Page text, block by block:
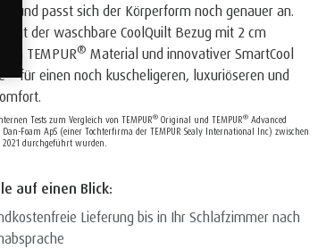
und passt sich der Körperform noch genauer an.
der waschbare CoolQuilt Bezug mit 2 cm
TEMPUR® Material und innovativer SmartCool
für einen noch kuscheligeren, luxuriöseren und
Tests zum Vergleich von TEMPUR® Original und TEMPUR® Advanced
Foam ApS (einer Tochterfirma der TEMPUR Sealy International Inc) zwischen
durchgeführt wurden.
auf einen Blick:
Lieferung bis in Ihr Schlafzimmer nach